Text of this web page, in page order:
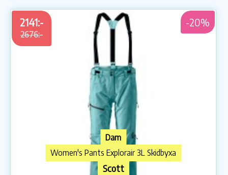
2141:-
2676:-
-20%
Dam
Women's Pants Explorair 3L Skidbyxa
Scott